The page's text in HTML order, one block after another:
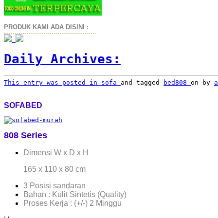
PRODUK KAMI ADA DISINI :
Daily Archives:
This entry was posted in sofa and tagged bed808 on by
SOFABED
808 Series
Dimensi W x D x H
165 x 110 x 80 cm
3 Posisi sandaran
Bahan : Kulit Sintetis (Quality)
Proses Kerja : (+/-) 2 Minggu